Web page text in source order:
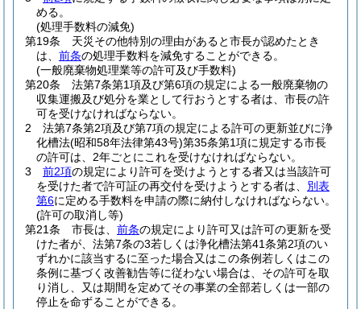
める。
(処理手数料の減免)
第19条
天災その他特別の理由があると市長が認めたとき
は、 前条の処理手数料を減免することができる。
(一般廃棄物処理業等の許可及び手数料)
第20条
法第7条第1項及び第6項の規定による一般廃棄物の
収集運搬及び処分を業として行おうとする者は、市長の許
可を受けなければならない。
2
法第7条第2項及び第7項の規定による許可の更新並びに浄
化槽法(昭和58年法律第43号)第35条第1項に規定する市長
の許可は、2年ごとにこれを受けなければならない。
3
前2項の規定により許可を受けようとする者又は当該許可
を受けた者で許可証の再交付を受けようとする者は、 別表
第6に定める手数料を申請の際に納付しなければならない。
(許可の取消し等)
第21条
市長は、 前条の規定により許可又は許可の更新を受
けた者が、法第7条の3若しくは浄化槽法第41条第2項のい
ずれかに該当するに至った場合又はこの条例若しくはこの
条例に基づく改善勧告等に従わない場合は、その許可を取
り消し、又は期間を定めてその事業の全部若しくは一部の
停止を命ずることができる。